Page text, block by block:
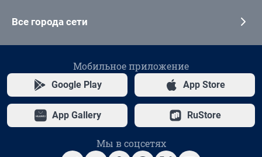
Все города сети
Мобильное приложение
Google Play App Store
App Gallery RuStore
Мы в соцсетях